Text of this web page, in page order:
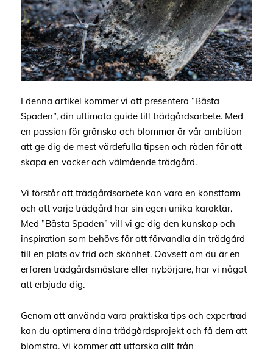
I denna artikel kommer vi att presentera ”Bästa
Spaden”, din ultimata guide till trädgårdsarbete. Med
en passion för grönska och blommor är vår ambition
att ge dig de mest värdefulla tipsen och råden för att
skapa en vacker och välmående trädgård.
Vi förstår att trädgårdsarbete kan vara en konstform
och att varje trädgård har sin egen unika karaktär.
Med ”Bästa Spaden” vill vi ge dig den kunskap och
inspiration som behövs för att förvandla din trädgård
till en plats av frid och skönhet. Oavsett om du är en
erfaren trädgårdsmästare eller nybörjare, har vi något
att erbjuda dig.
Genom att använda våra praktiska tips och expertråd
kan du optimera dina trädgårdsprojekt och få dem att
blomstra. Vi kommer att utforska allt från